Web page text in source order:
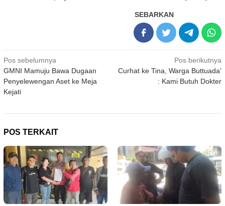
SEBARKAN
Navigasi
pos
Pos sebelumnya
GMNI Mamuju Bawa Dugaan
Penyelewengan Aset ke Meja
Kejati
Pos berikutnya
Curhat ke Tina, Warga Buttuada’
: Kami Butuh Dokter
POS TERKAIT